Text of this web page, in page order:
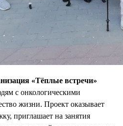
«Тёплые встречи»
с онкологическими
жизни. Проект оказывает
приглашает на занятия